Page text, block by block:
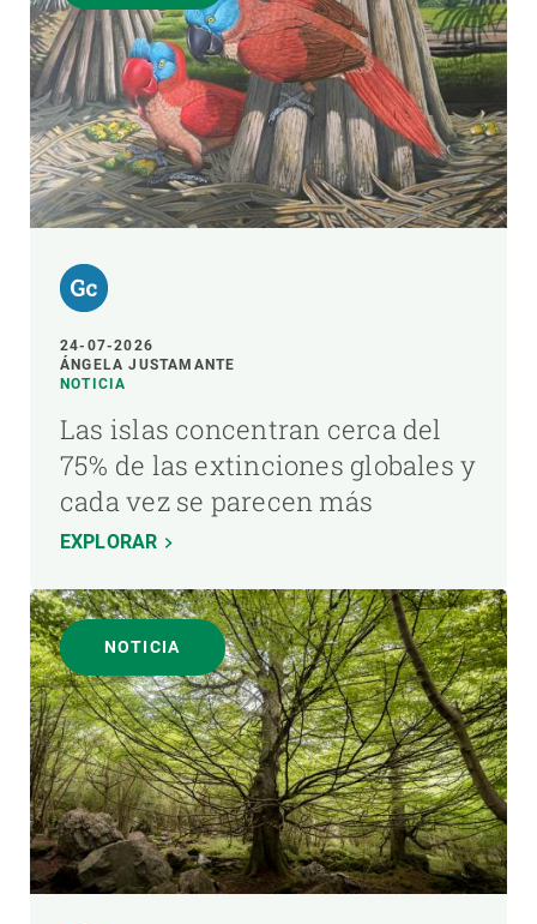
24-07-2026
ÁNGELA JUSTAMANTE
NOTICIA
Las islas concentran cerca del
75% de las extinciones globales y
cada vez se parecen más
EXPLORAR
NOTICIA